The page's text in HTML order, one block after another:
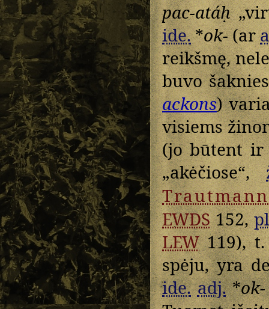
pac-atáḥ
ide.*ok-(ar
reikšmę,
buvo
ackons)
visiems
(jo būtent
„akėčiose“,
Trautmann
EWDS152,
LEW119), t.
spėju, yra
ide. adj.*ok-